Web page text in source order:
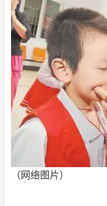
（网络图片）